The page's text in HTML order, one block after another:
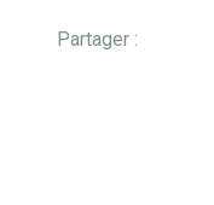
Partager :